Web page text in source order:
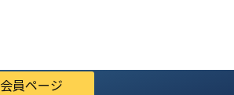
会員ページ